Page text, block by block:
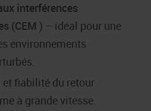
interférences
(CEM ) – idéal pour une
environnements
et fiabilité du retour
à grande vitesse.